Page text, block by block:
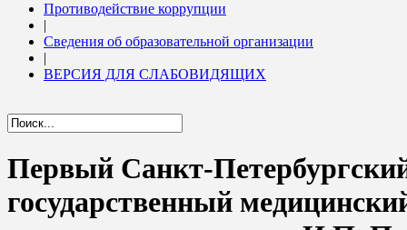
Противодействие коррупции
|
Сведения об образовательной организации
|
ВЕРСИЯ ДЛЯ СЛАБОВИДЯЩИХ
Первый Санкт-
государственный